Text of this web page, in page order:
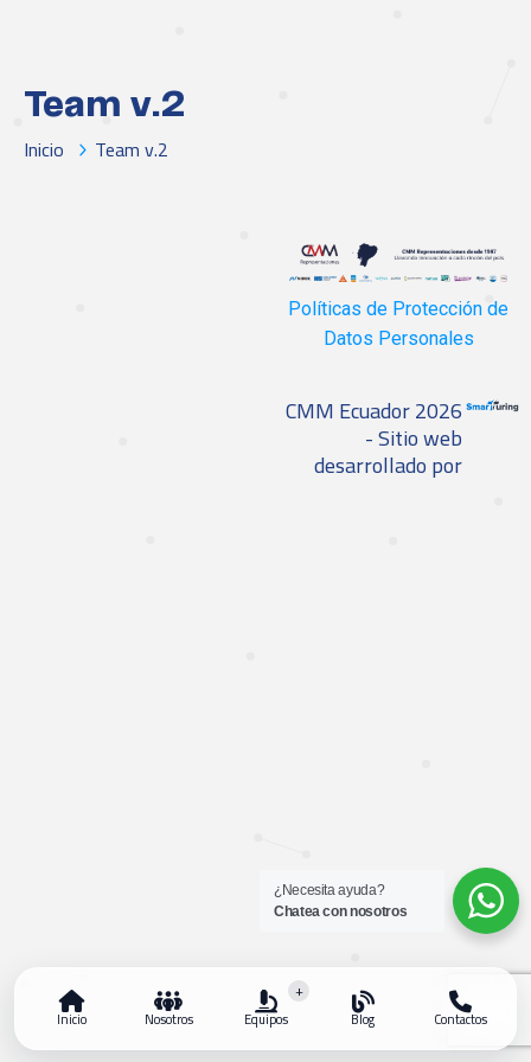
Inicio Nosotros Equipos
+
Blog Contactos
Team v.2
Inicio Team v.2
Políticas de Protección de
Datos Personales
CMM Ecuador 2026
- Sitio web
desarrollado por
¿Necesita ayuda?
Chatea con nosotros